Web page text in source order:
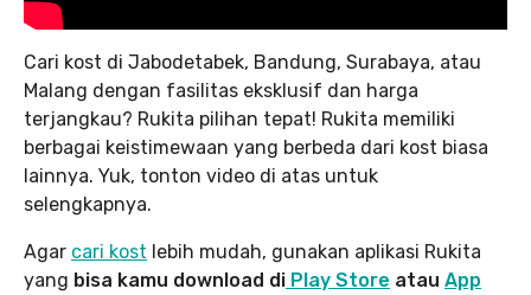
Cari kost di Jabodetabek, Bandung, Surabaya, atau
Malang dengan fasilitas eksklusif dan harga
terjangkau? Rukita pilihan tepat! Rukita memiliki
berbagai keistimewaan yang berbeda dari kost biasa
lainnya. Yuk, tonton video di atas untuk
selengkapnya.
Agar cari kost lebih mudah, gunakan aplikasi Rukita
yang bisa kamu download di Play Store atau App